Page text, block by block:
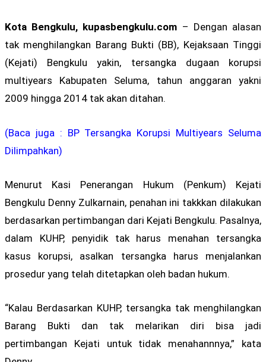
Kota Bengkulu, kupasbengkulu.com – Dengan alasan
tak menghilangkan Barang Bukti (BB), Kejaksaan Tinggi
(Kejati) Bengkulu yakin, tersangka dugaan korupsi
multiyears Kabupaten Seluma, tahun anggaran yakni
2009 hingga 2014 tak akan ditahan.
(Baca juga : BP Tersangka Korupsi Multiyears Seluma
Dilimpahkan)
Menurut Kasi Penerangan Hukum (Penkum) Kejati
Bengkulu Denny Zulkarnain, penahan ini takkkan dilakukan
berdasarkan pertimbangan dari Kejati Bengkulu. Pasalnya,
dalam KUHP, penyidik tak harus menahan tersangka
kasus korupsi, asalkan tersangka harus menjalankan
prosedur yang telah ditetapkan oleh badan hukum.
“Kalau Berdasarkan KUHP, tersangka tak menghilangkan
Barang Bukti dan tak melarikan diri bisa jadi
pertimbangan Kejati untuk tidak menahannnya,” kata